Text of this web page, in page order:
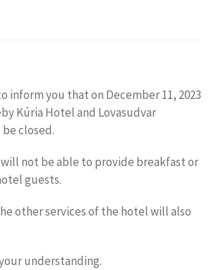
inform you that on December 11, 2023
Kúria Hotel and Lovasudvar
closed.
will not be able to provide breakfast or
guests.
other services of the hotel will also
understanding.